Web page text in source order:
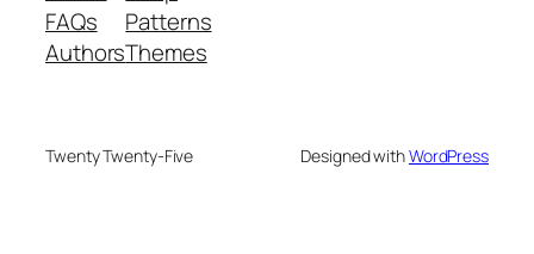
FAQs
Authors
Patterns
Themes
Twenty Twenty-Five Designed withWordPress